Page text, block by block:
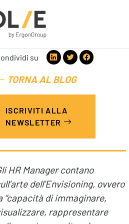
Leadership
Benessere Organizzativo & Sostenibile
Management
Infrastructure
su
TORNA AL BLOG
ISCRIVITI ALLA
NEWSLETTER
HR Manager contano
dell’Envisioning, ovvero
“capacità di immaginare,
rappresentare